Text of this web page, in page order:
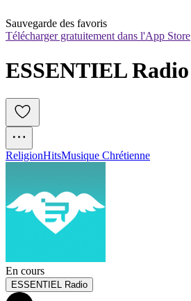
Sauvegarde des favoris
Télécharger gratuitement dans l'App Store
ESSENTIEL Radio
ReligionHitsMusique Chrétienne
En cours
ESSENTIEL Radio